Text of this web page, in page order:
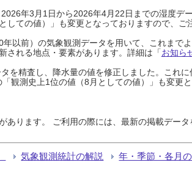
年3月1日から2026年4月22日までの湿度デ
ての値）」も変更となっておりますので、ご
以前）の気象観測データを用いて、これまで
される地点・要素があります。詳細は「お知ら
を精査し、降水量の値を修正しました。これ
観測史上1位の値（8月としての値）」も変更
ります。 ご利用の際には、最新の掲載デー
気象観測統計の解説 年・季節・各月